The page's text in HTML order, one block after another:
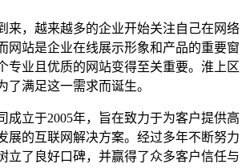
来，越来越多的企业开始关注自己在网络
网站是企业在线展示形象和产品的重要窗
专业且优质的网站变得至关重要。淮上区
了满足这一需求而诞生。
成立于2005年，旨在致力于为客户提供高
展的互联网解决方案。经过多年不断努力
立了良好口碑，并赢得了众多客户信任与